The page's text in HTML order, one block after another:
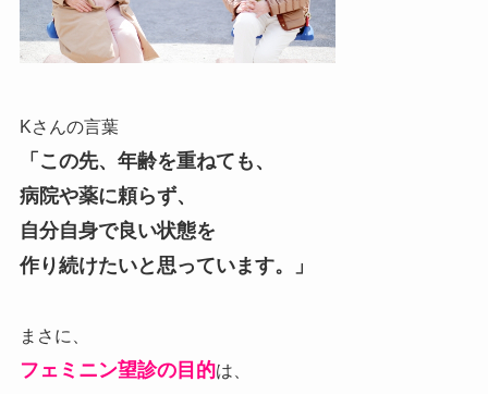
Kさんの言葉
「この先、年齢を重ねても、
病院や薬に頼らず、
自分自身で良い状態を
作り続けたいと思っています。」
まさに、
フェミニン望診の目的は、